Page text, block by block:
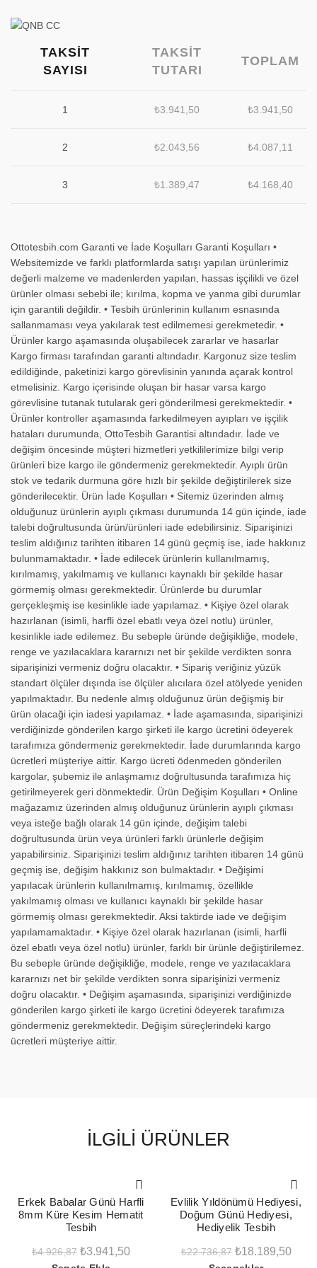
TAKSIT
SAYISI
TAKSIT
TUTARI
TOPLAM
1 ₺3.941,50 ₺3.941,50
2 ₺2.043,56 ₺4.087,11
3 ₺1.389,47 ₺4.168,40
Ottotesbih.com Garanti ve İade Koşulları Garanti Koşulları •
Websitemizde ve farklı platformlarda satışı yapılan ürünlerimiz
değerli malzeme ve madenlerden yapılan, hassas işçilikli ve özel
ürünler olması sebebi ile; kırılma, kopma ve yanma gibi durumlar
için garantili değildir. • Tesbih ürünlerinin kullanım esnasında
sallanmaması veya yakılarak test edilmemesi gerekmetedir. •
Ürünler kargo aşamasında oluşabilecek zararlar ve hasarlar
Kargo firması tarafından garanti altındadır. Kargonuz size teslim
edildiğinde, paketinizi kargo görevlisinin yanında açarak kontrol
etmelisiniz. Kargo içerisinde oluşan bir hasar varsa kargo
görevlisine tutanak tutularak geri gönderilmesi gerekmektedir. •
Ürünler kontroller aşamasında farkedilmeyen ayıpları ve işçilik
hataları durumunda, OttoTesbih Garantisi altındadır. İade ve
değişim öncesinde müşteri hizmetleri yetkililerimize bilgi verip
ürünleri bize kargo ile göndermeniz gerekmektedir. Ayıplı ürün
stok ve tedarik durmuna göre hızlı bir şekilde değiştirilerek size
gönderilecektir. Ürün İade Koşulları • Sitemiz üzerinden almış
olduğunuz ürünlerin ayıplı çıkması durumunda 14 gün içinde, iade
talebi doğrultusunda ürün/ürünleri iade edebilirsiniz. Siparişinizi
teslim aldığınız tarihten itibaren 14 günü geçmiş ise, iade hakkınız
bulunmamaktadır. • İade edilecek ürünlerin kullanılmamış,
kırılmamış, yakılmamış ve kullanıcı kaynaklı bir şekilde hasar
görmemiş olması gerekmektedir. Ürünlerde bu durumlar
gerçekleşmiş ise kesinlikle iade yapılamaz. • Kişiye özel olarak
hazırlanan (isimli, harfli özel ebatlı veya özel notlu) ürünler,
kesinlikle iade edilemez. Bu sebeple üründe değişikliğe, modele,
renge ve yazılacaklara kararnızı net bir şekilde verdikten sonra
siparişinizi vermeniz doğru olacaktır. • Sipariş veriğiniz yüzük
standart ölçüler dışında ise ölçüler alıcılara özel atölyede yeniden
yapılmaktadır. Bu nedenle almış olduğunuz ürün değişmiş bir
ürün olacaği için iadesi yapılamaz. • İade aşamasında, siparişinizi
verdiğinizde gönderilen kargo şirketi ile kargo ücretini ödeyerek
tarafımıza göndermeniz gerekmektedir. İade durumlarında kargo
ücretleri müşteriye aittir. Kargo ücreti ödenmeden gönderilen
kargolar, şubemiz ile anlaşmamız doğrultusunda tarafımıza hiç
getirilmeyerek geri dönmektedir. Ürün Değişim Koşulları • Online
mağazamız üzerinden almış olduğunuz ürünlerin ayıplı çıkması
veya isteğe bağlı olarak 14 gün içinde, değişim talebi
doğrultusunda ürün veya ürünleri farklı ürünlerle değişim
yapabilirsiniz. Siparişinizi teslim aldığınız tarihten itibaren 14 günü
geçmiş ise, değişim hakkınız son bulmaktadır. • Değişimi
yapılacak ürünlerin kullanılmamış, kırılmamış, özellikle
yakılmamış olması ve kullanıcı kaynaklı bir şekilde hasar
görmemiş olması gerekmektedir. Aksi taktirde iade ve değişim
yapılamamaktadır. • Kişiye özel olarak hazırlanan (isimli, harfli
özel ebatlı veya özel notlu) ürünler, farklı bir ürünle değiştirilemez.
Bu sebeple üründe değişikliğe, modele, renge ve yazılacaklara
kararnızı net bir şekilde verdikten sonra siparişinizi vermeniz
doğru olacaktır. • Değişim aşamasında, siparişinizi verdiğinizde
gönderilen kargo şirketi ile kargo ücretini ödeyerek tarafımıza
göndermeniz gerekmektedir. Değişim süreçlerindeki kargo
ücretleri müşteriye aittir.
İLGILI ÜRÜNLER
Erkek Babalar Günü Harfli
8mm Küre Kesim Hematit
Tesbih
₺4.926,87 Orijinal
₺3.941,50Şu
Evlilik Yıldönümü Hediyesi,
Doğum Günü Hediyesi,
Hediyelik Tesbih
₺22.736,87 Orijinal
₺18.189,50Şu